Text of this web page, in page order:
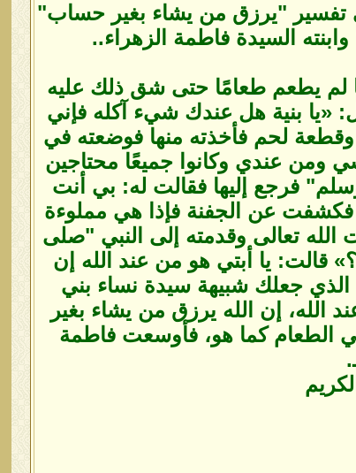
تفسير "يرزق من يشاء بغير حساب"
السيدة فاطمة الزهراء..
لم يطعم طعامًا حتى شق ذلك عليه
«يا بنية هل عندك شيء آكله فإني
وقطعة لحم فأخذته منها فوضعته في
ومن عندي وكانوا جميعًا محتاجين
فرجع إليها فقالت له: بي أنت
فكشفت عن الجفنة فإذا هي مملوءة
الله تعالى وقدمته إلى النبي "صلى
قالت: يا أبتي هو من عند الله إن
الذي جعلك شبيهة سيدة نساء بني
الله، إن الله يرزق من يشاء بغير
الطعام كما هو، فأوسعت فاطمة